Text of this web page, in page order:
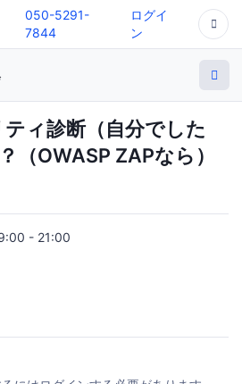
050-5291-
7844
ログイ
ン
ィ診断（自分でした
（OWASP ZAPなら）
- 21:00